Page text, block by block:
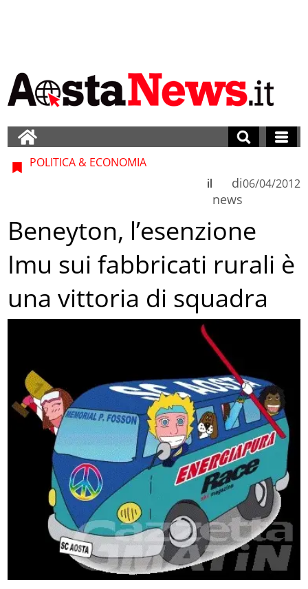
POLITICA & ECONOMIA
di
news
il 06/04/2012
Beneyton, l’esenzione
Imu sui fabbricati rurali è
una vittoria di squadra